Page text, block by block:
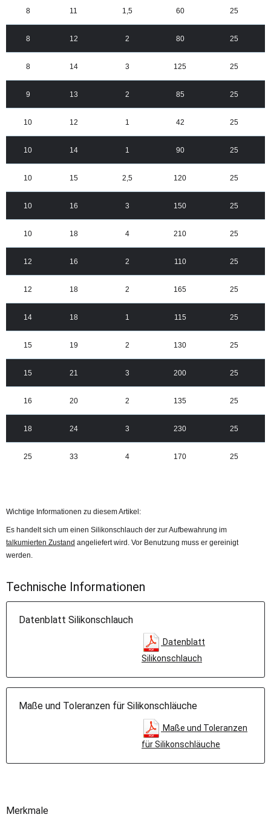
8 11 1,5 60 25
8 12 2 80 25
8 14 3 125 25
9 13 2 85 25
10 12 1 42 25
10 14 1 90 25
10 15 2,5 120 25
10 16 3 150 25
10 18 4 210 25
12 16 2 110 25
12 18 2 165 25
14 18 1 115 25
15 19 2 130 25
15 21 3 200 25
16 20 2 135 25
18 24 3 230 25
25 33 4 170 25
Wichtige Informationen zu diesem Artikel:
Es handelt sich um einen Silikonschlauch der zur Aufbewahrung im
talkumierten Zustand angeliefert wird. Vor Benutzung muss er gereinigt
werden.
Technische Informationen
Datenblatt Silikonschlauch
Datenblatt
Silikonschlauch
Maße und Toleranzen für Silikonschläuche
Maße und Toleranzen
für Silikonschläuche
Merkmale